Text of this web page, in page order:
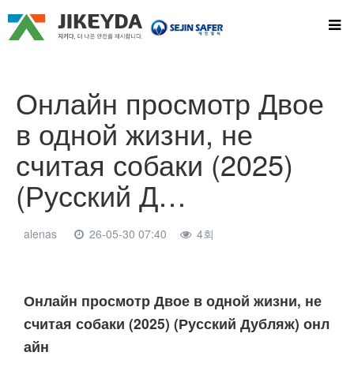
Онлайн просмотр Двое
в одной жизни, не
считая собаки (2025)
(Русский Д…
alenas 26-05-30 07:40 4회
본문
Онлайн просмотр Двое в одной жизни, не
считая собаки (2025) (Русский Дубляж) онл
айн